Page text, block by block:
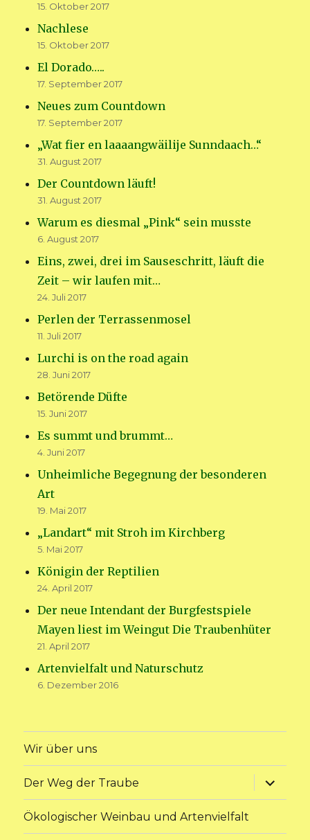
15. Oktober 2017
Nachlese
15. Oktober 2017
El Dorado…..
17. September 2017
Neues zum Countdown
17. September 2017
„Wat fier en laaaangwäilije Sunndaach…“
31. August 2017
Der Countdown läuft!
31. August 2017
Warum es diesmal „Pink“ sein musste
6. August 2017
Eins, zwei, drei im Sauseschritt, läuft die
Zeit – wir laufen mit…
24. Juli 2017
Perlen der Terrassenmosel
11. Juli 2017
Lurchi is on the road again
28. Juni 2017
Betörende Düfte
15. Juni 2017
Es summt und brummt…
4. Juni 2017
Unheimliche Begegnung der besonderen
Art
19. Mai 2017
„Landart“ mit Stroh im Kirchberg
5. Mai 2017
Königin der Reptilien
24. April 2017
Der neue Intendant der Burgfestspiele
Mayen liest im Weingut Die Traubenhüter
21. April 2017
Artenvielfalt und Naturschutz
6. Dezember 2016
Wir über uns
Der Weg der Traube
Ökologischer Weinbau und Artenvielfalt